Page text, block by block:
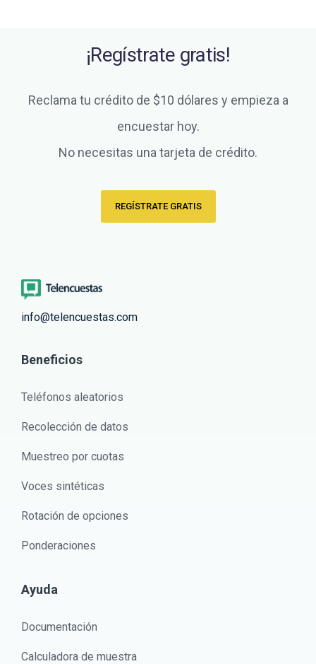
¡Regístrate gratis!
Reclama tu crédito de $10 dólares y empieza a
encuestar hoy.
No necesitas una tarjeta de crédito.
REGÍSTRATE GRATIS
info@telencuestas.com
Beneficios
Teléfonos aleatorios
Recolección de datos
Muestreo por cuotas
Voces sintéticas
Rotación de opciones
Ponderaciones
Ayuda
Documentación
Calculadora de muestra